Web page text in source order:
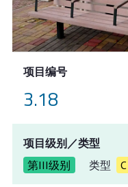
项目编号
3.18
项目级别／类型
第III级别
类型 C